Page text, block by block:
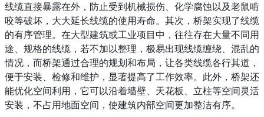
线缆直接暴露在外，防止受到机械损伤、化学腐蚀以及老鼠啃
咬等破坏，大大延长线缆的使用寿命。其次，桥架实现了线缆
的有序管理。在大型建筑或工业项目中，往往存在大量不同用
途、规格的线缆，若不加以整理，极易出现线缆缠绕、混乱的
情况，而桥架通过合理的规划和布局，让各类线缆各行其道，
便于安装、检修和维护，显著提高了工作效率。此外，桥架还
能优化空间利用，它可以沿着墙壁、天花板、立柱等空间灵活
安装，不占用地面空间，使建筑内部空间更加整洁有序。